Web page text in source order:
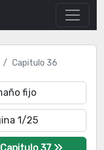
Capitulo 36